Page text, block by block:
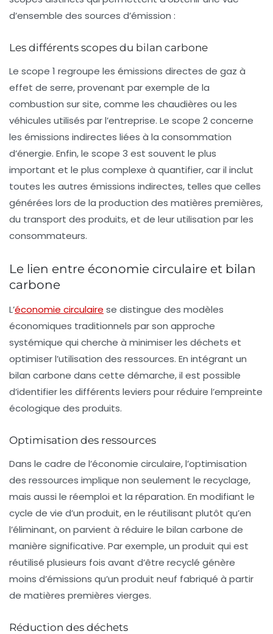
d’ensemble des sources d’émission :
Les différents scopes du bilan carbone
Le scope 1 regroupe les émissions directes de gaz à
effet de serre, provenant par exemple de la
combustion sur site, comme les chaudières ou les
véhicules utilisés par l’entreprise. Le scope 2concerne
les émissions indirectes liées à la consommation
d’énergie. Enfin, le scope 3 est souvent le plus
important et le plus complexe à quantifier, car il inclut
toutes les autres émissions indirectes, telles que celles
générées lors de la production des matières premières,
du transport des produits, et de leur utilisation par les
consommateurs.
Le lien entre économie circulaire et bilan
carbone
L’économie circulaire se distingue des modèles
économiques traditionnels par son approche
systémique qui cherche à minimiser les déchets et
optimiser l’utilisation des ressources. En intégrant un
bilan carbone dans cette démarche, il est possible
d’identifier les différents leviers pour réduire l’empreinte
écologique des produits.
Optimisation des ressources
Dans le cadre de l’économie circulaire, l’optimisation
des ressources implique non seulement le recyclage,
mais aussi le réemploi et la réparation. En modifiant le
cycle de vie d’un produit, en le réutilisant plutôt qu’en
l’éliminant, on parvient à réduire le bilan carbone de
manière significative. Par exemple, un produit qui est
réutilisé plusieurs fois avant d’être recyclé génère
moins d’émissions qu’un produit neuf fabriqué à partir
de matières premières vierges.
Réduction des déchets